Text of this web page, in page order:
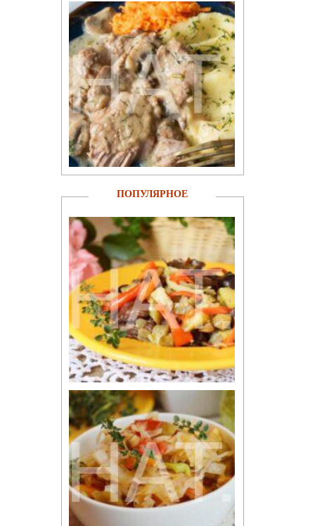
ПОПУЛЯРНОЕ